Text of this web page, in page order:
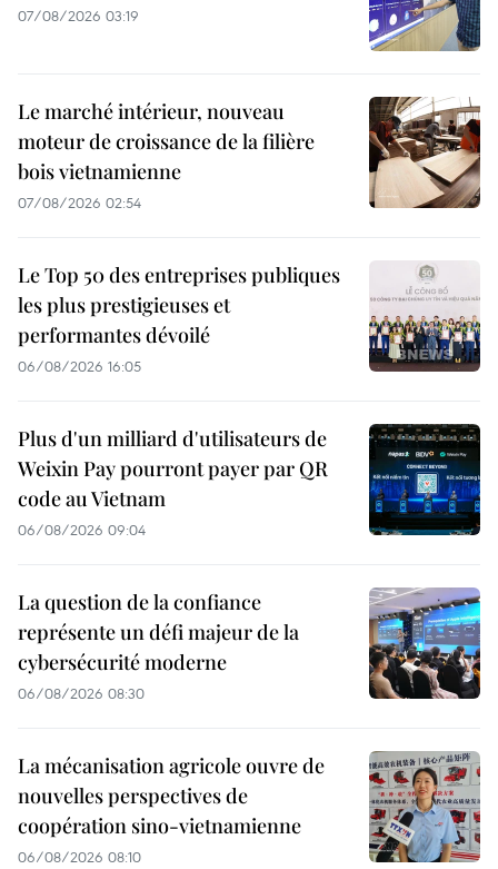
07/08/2026 03:19
Le marché intérieur, nouveau
moteur de croissance de la filière
bois vietnamienne
07/08/2026 02:54
Le Top 50 des entreprises publiques
les plus prestigieuses et
performantes dévoilé
06/08/2026 16:05
Plus d'un milliard d'utilisateurs de
Weixin Pay pourront payer par QR
code au Vietnam
06/08/2026 09:04
La question de la confiance
représente un défi majeur de la
cybersécurité moderne
06/08/2026 08:30
La mécanisation agricole ouvre de
nouvelles perspectives de
coopération sino-vietnamienne
06/08/2026 08:10